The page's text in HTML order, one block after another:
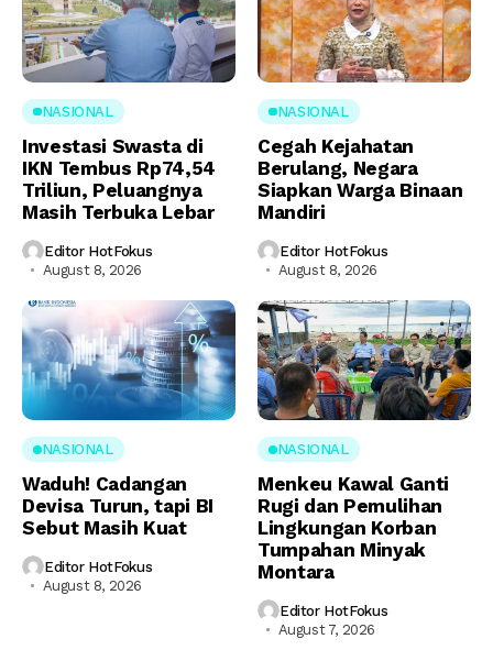
NASIONAL
Investasi Swasta di
IKN Tembus Rp74,54
Triliun, Peluangnya
Masih Terbuka Lebar
Editor HotFokus
August 8, 2026
NASIONAL
Cegah Kejahatan
Berulang, Negara
Siapkan Warga Binaan
Mandiri
Editor HotFokus
August 8, 2026
NASIONAL
Waduh! Cadangan
Devisa Turun, tapi BI
Sebut Masih Kuat
Editor HotFokus
August 8, 2026
NASIONAL
Menkeu Kawal Ganti
Rugi dan Pemulihan
Lingkungan Korban
Tumpahan Minyak
Montara
Editor HotFokus
August 7, 2026